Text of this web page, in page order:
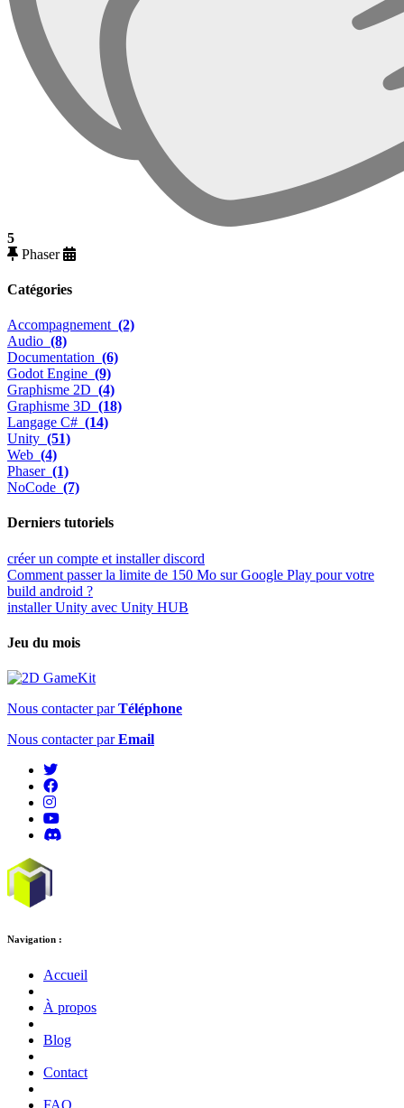
5
Phaser
Catégories
Accompagnement (2)
Audio (8)
Documentation (6)
Godot Engine (9)
Graphisme 2D (4)
Graphisme 3D (18)
Langage C# (14)
Unity (51)
Web (4)
Phaser (1)
NoCode (7)
Derniers tutoriels
créer un compte et installer discord
Comment passer la limite de 150 Mo sur Google Play pour votre
build android ?
installer Unity avec Unity HUB
Jeu du mois
Nous contacter parTéléphone
Nous contacter parEmail
Navigation :
Accueil
À propos
Blog
Contact